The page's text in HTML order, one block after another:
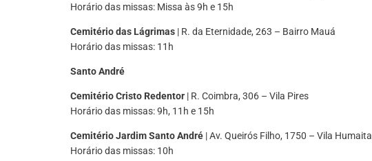
Horário das missas: Missa às 9h e 15h
Cemitério das Lágrimas | R. da Eternidade, 263 – Bairro Mauá
Horário das missas: 11h
Santo André
Cemitério Cristo Redentor | R. Coimbra, 306 – Vila Pires
Horário das missas: 9h, 11h e 15h
Cemitério Jardim Santo André | Av. Queirós Filho, 1750 – Vila Humaita
Horário das missas: 10h